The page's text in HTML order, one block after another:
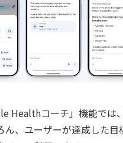
Healthコーチ」機能では
ん、ユーザーが達成した目